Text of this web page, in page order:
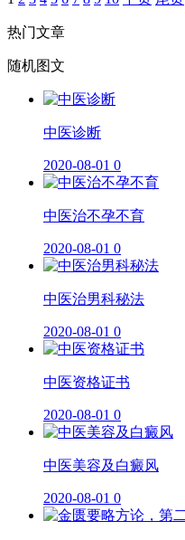
热门文章
随机图文
​中医诊断
2020-08-01 0
中医治不孕不育
2020-08-01 0
中医治男科秘法
2020-08-01 0
中医资格证书
2020-08-01 0
中医美容及白癜风
2020-08-01 0